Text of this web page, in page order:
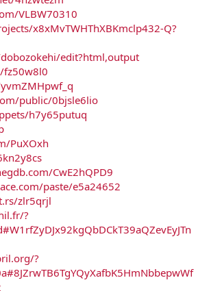
VLBW70310
x8xMvTWHThXBKmclp432-Q?
edit?html,output
fz50w8l0
public/0bjsle6lio
h7y65putuq
PuXOxh
CwE2hQPD9
paste/e5a24652
zlr5qrjl
?
?